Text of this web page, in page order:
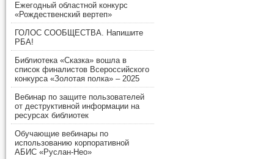
Ежегодный областной конкурс
«Рождественский вертеп»
ГОЛОС СООБЩЕСТВА. Напишите
РБА!
Библиотека «Сказка» вошла в
список финалистов Всероссийского
конкурса «Золотая полка» – 2025
Вебинар по защите пользователей
от деструктивной информации на
ресурсах библиотек
Обучающие вебинары по
использованию корпоративной
АБИС «Руслан-Нео»